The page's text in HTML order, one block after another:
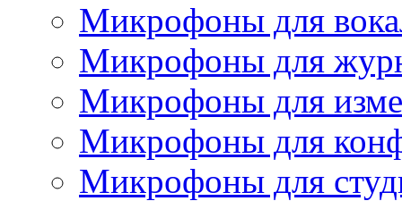
Микрофоны для
Микрофоны для
Микрофоны для
Микрофоны для
Микрофоны для